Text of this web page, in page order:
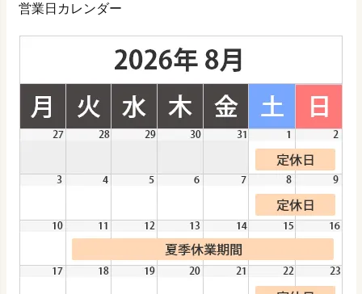
営業日カレンダー